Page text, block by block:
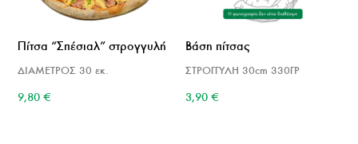
Πίτσα “Σπέσιαλ” στρογγυλή
ΔΙΑΜΕΤΡΟΣ 30 εκ.
9,80€
Βάση πίτσας
ΣΤΡΟΓΓΥΛΗ 30cm 330ΓΡ
3,90€